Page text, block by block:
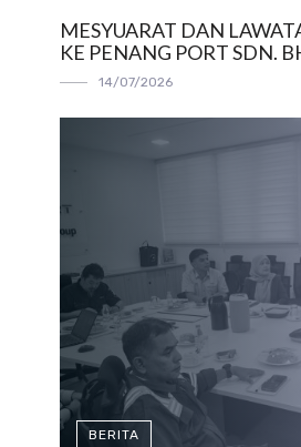
MESYUARAT DAN
KE PENANG PORT SDN.
14/07/2026
BERITA